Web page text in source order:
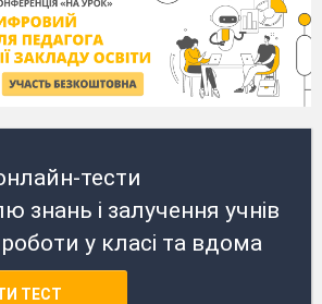
тести
знань і залучення учнів
у класі та вдома
ТЕСТ